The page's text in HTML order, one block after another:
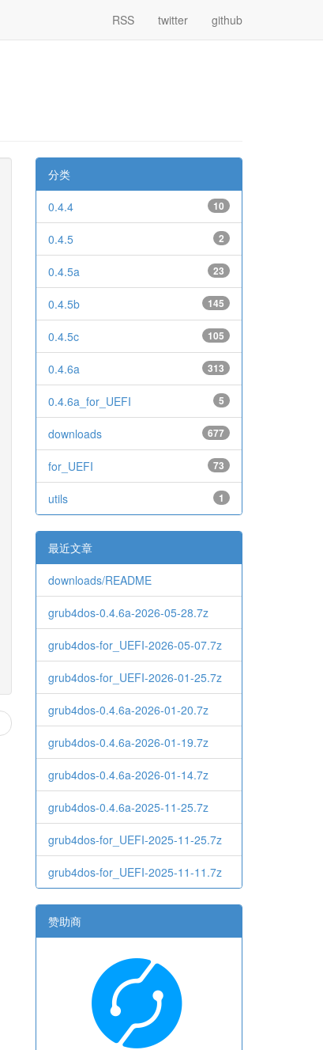
RSS twitter github
分类
10
0.4.4
2
0.4.5
23
0.4.5a
145
0.4.5b
105
0.4.5c
313
0.4.6a
5
0.4.6a_for_UEFI
677
downloads
73
for_UEFI
1
utils
最近文章
downloads/README
grub4dos-0.4.6a-2026-05-28.7z
grub4dos-for_UEFI-2026-05-07.7z
grub4dos-for_UEFI-2026-01-25.7z
grub4dos-0.4.6a-2026-01-20.7z
grub4dos-0.4.6a-2026-01-19.7z
grub4dos-0.4.6a-2026-01-14.7z
grub4dos-0.4.6a-2025-11-25.7z
grub4dos-for_UEFI-2025-11-25.7z
grub4dos-for_UEFI-2025-11-11.7z
赞助商